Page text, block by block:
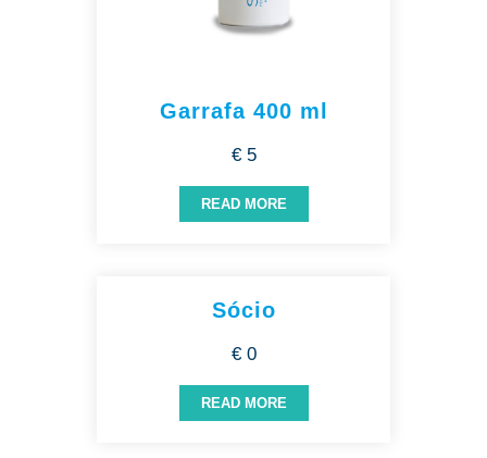
Garrafa 400 ml
€ 5
READ MORE
Sócio
€ 0
READ MORE